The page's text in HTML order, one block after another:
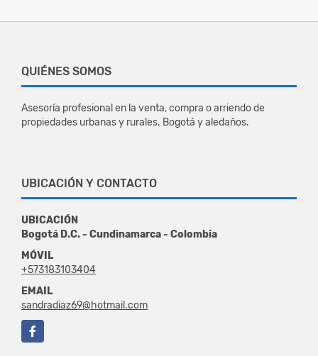
QUIÉNES SOMOS
Asesoría profesional en la venta, compra o arriendo de
propiedades urbanas y rurales. Bogotá y aledaños.
UBICACIÓN Y CONTACTO
UBICACIÓN
Bogotá D.C. - Cundinamarca - Colombia
MÓVIL
+573183103404
EMAIL
sandradiaz69@hotmail.com
Facebook